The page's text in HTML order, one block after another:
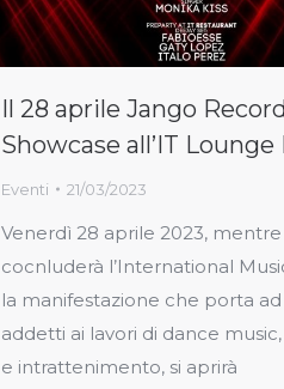
Il 28 aprile Jango
Showcase all’IT Lounge
Eventi 21/03/2023
Venerdì 28 aprile 2023, mentre
cocnluderà l’International
la manifestazione che porta
addetti ai lavori di dance
e intrattenimento, si aprirà